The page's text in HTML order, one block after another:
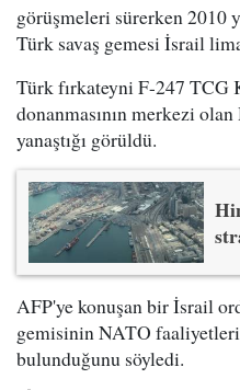
görüşmeleri sürerken 2010
Türk savaş gemesi İsrail
Türk fırkateyni F-247 TCG
donanmasının merkezi
yanaştığı görüldü.
AFP'ye konuşan bir İsrail
gemisinin NATO
bulunduğunu söyledi.